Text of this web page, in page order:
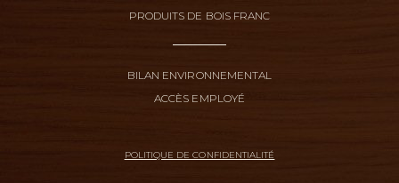
PRODUITS DE BOIS FRANC
BILAN ENVIRONNEMENTAL
ACCÈS EMPLOYÉ
POLITIQUE DE CONFIDENTIALITÉ